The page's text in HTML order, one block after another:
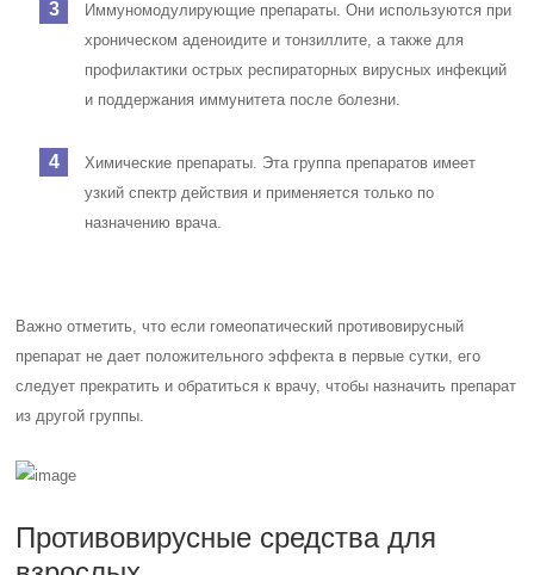
Иммуномодулирующие препараты. Они используются при
хроническом аденоидите и тонзиллите, а также для
профилактики острых респираторных вирусных инфекций
и поддержания иммунитета после болезни.
Химические препараты. Эта группа препаратов имеет
узкий спектр действия и применяется только по
назначению врача.
Важно отметить, что если гомеопатический противовирусный
препарат не дает положительного эффекта в первые сутки, его
следует прекратить и обратиться к врачу, чтобы назначить препарат
из другой группы.
Противовирусные средства для